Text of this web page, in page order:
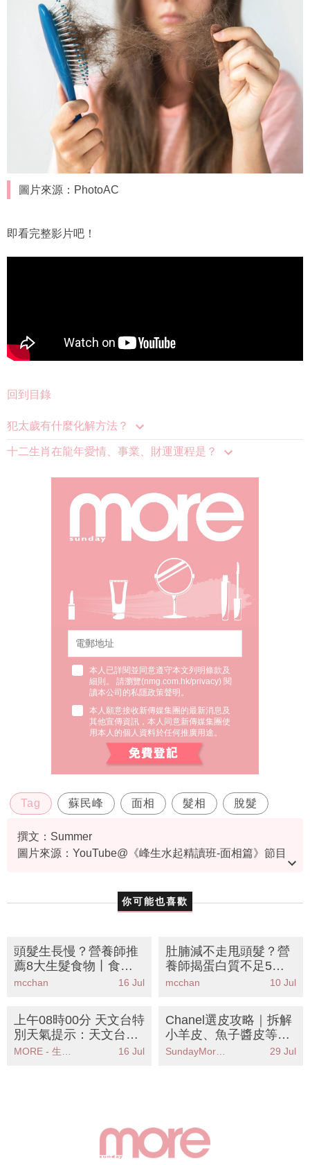
圖片來源：PhotoAC
即看完整影片吧！
回到目錄
犯太歲有什麼化解方法？
十二生肖在龍年愛情、事業、財運運程是？
本人已詳閱並同意遵守本文列明條款及
細則。 請瀏覽(nmg.com.hk/privacy) 閱
讀本公司的私隱政策聲明。
本人願意接收新傳媒集團的最新消息及
其他宣傳資訊，本人同意新傳媒集團使
用本人的個人資料於任何推廣用途。
Tag 蘇民峰 面相 髮相 脫髮
撰文：Summer
圖片來源：YouTube@《峰生水起精讀班-面相篇》節目
篇》
你可能也喜歡
頭髮生長慢？營養師推
薦8大生髮食物丨食啱
蛋白質鋅維D告別稀疏
mcchan 16 Jul
肚腩減不走甩頭髮？營
養師揭蛋白質不足5大
警號丨附8大高蛋白食
mcchan 10 Jul
上午08時00分 天文台特
別天氣提示：天文台發
出強風警告市民應立即
MORE - 生活品味 16 Jul
Chanel選皮攻略｜拆解
小羊皮、魚子醬皮等5
大皮革優缺點 哪款最耐
SundayMore編輯部 29 Jul